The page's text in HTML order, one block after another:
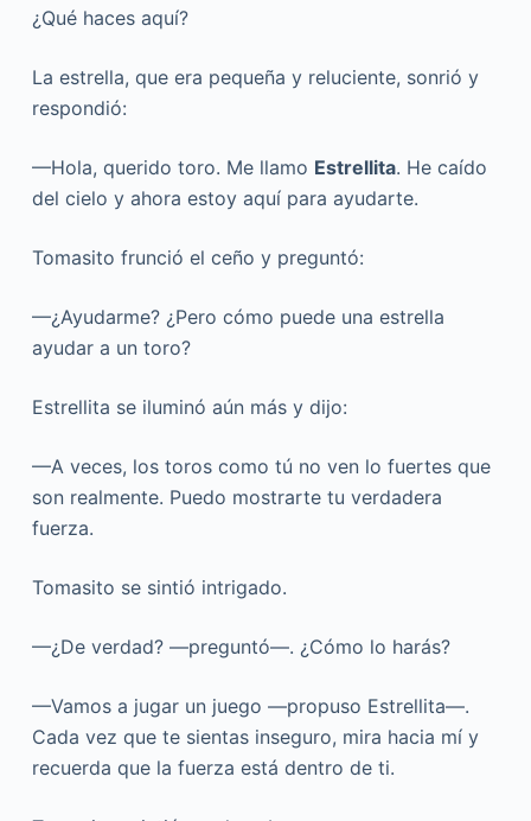
¿Qué haces aquí?
La estrella, que era pequeña y reluciente, sonrió y
respondió:
—Hola, querido toro. Me llamo Estrellita. He caído
del cielo y ahora estoy aquí para ayudarte.
Tomasito frunció el ceño y preguntó:
—¿Ayudarme? ¿Pero cómo puede una estrella
ayudar a un toro?
Estrellita se iluminó aún más y dijo:
—A veces, los toros como tú no ven lo fuertes que
son realmente. Puedo mostrarte tu verdadera
fuerza.
Tomasito se sintió intrigado.
—¿De verdad? —preguntó—. ¿Cómo lo harás?
—Vamos a jugar un juego —propuso Estrellita—.
Cada vez que te sientas inseguro, mira hacia mí y
recuerda que la fuerza está dentro de ti.